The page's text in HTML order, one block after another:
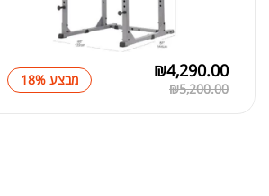
₪5,200.00
₪4,290.00 מבצע 18%